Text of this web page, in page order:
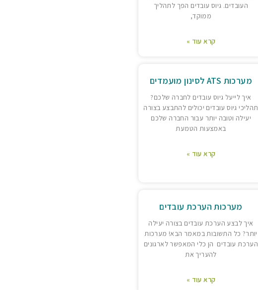
העובדים. גיוס עובדים הפך לתהליך
ממוקד,
קרא עוד »
מערכות ATS לסינון מועמדים
איך לייעל גיוס עובדים לחברה שלכם?
תהליכי גיוס עובדים יכולים להתבצע בצורה
יעילה וטובה יותר עבור החברה שלכם
באמצעות הטמעת
קרא עוד »
מערכות הערכת עובדים
איך לבצע הערכת עובדים בצורה יעילה
יותר? כל התשובות במאמר הבא! מערכות
הערכת עובדים הן כלי המאפשר לארגונים
להעריך את
קרא עוד »